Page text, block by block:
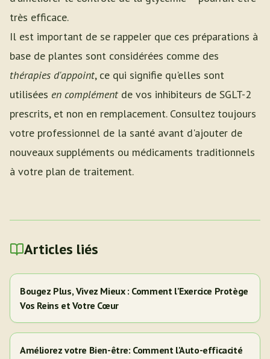
très efficace.
Il est important de se rappeler que ces préparations à
base de plantes sont considérées comme des
thérapies d'appoint, ce qui signifie qu'elles sont
utilisées en complémentde vos inhibiteurs de SGLT-2
prescrits, et non en remplacement. Consultez toujours
votre professionnel de la santé avant d'ajouter de
nouveaux suppléments ou médicaments traditionnels
à votre plan de traitement.
Articles liés
Bougez Plus, Vivez Mieux : Comment l'Exercice Protège
Vos Reins et Votre Cœur
Améliorez votre Bien-être: Comment l'Auto-efficacité